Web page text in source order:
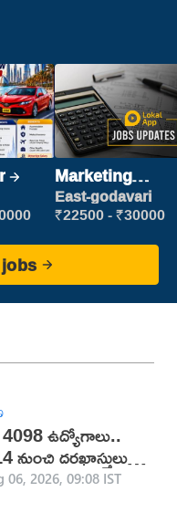
Marketing
Executive
East-godavari
₹22500 - ₹30000
ఉద్యోగాలు..
నుంచి దరఖాస్తులు
06, 2026, 09:08 IST